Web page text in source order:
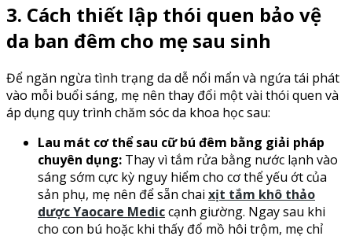
3. Cách thiết lập thói quen bảo vệ
da ban đêm cho mẹ sau sinh
Để ngăn ngừa tình trạng da dễ nổi mẩn và ngứa tái phát
vào mỗi buổi sáng, mẹ nên thay đổi một vài thói quen và
áp dụng quy trình chăm sóc da khoa học sau:
Lau mát cơ thể sau cữ bú đêm bằng giải pháp
chuyên dụng: Thay vì tắm rửa bằng nước lạnh vào
sáng sớm cực kỳ nguy hiểm cho cơ thể yếu ớt của
sản phụ, mẹ nên để sẵn chai xịt tắm khô thảo
dược Yaocare Mediccạnh giường. Ngay sau khi
cho con bú hoặc khi thấy đổ mồ hôi trộm, mẹ chỉ